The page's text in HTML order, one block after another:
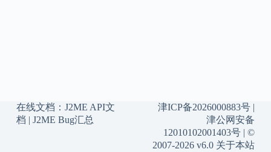
在线文档： J2ME API文
档 | J2ME Bug汇总
津ICP备2026000883号 |
津公网安备
12010102001403号 | ©
2007-2026 v6.0 关于本站